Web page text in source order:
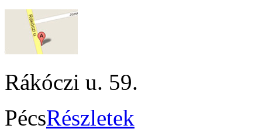
Rákóczi u. 59.
PécsRészletek